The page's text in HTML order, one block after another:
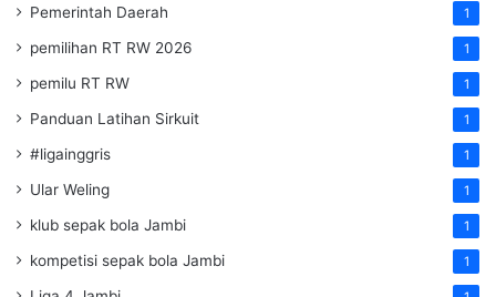
Pemerintah Daerah 1
pemilihan RT RW 2026 1
pemilu RT RW 1
Panduan Latihan Sirkuit 1
#ligainggris 1
Ular Weling 1
klub sepak bola Jambi 1
kompetisi sepak bola Jambi 1